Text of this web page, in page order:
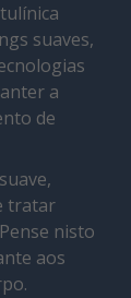
suaves,
a
de
tratar
nisto
aos